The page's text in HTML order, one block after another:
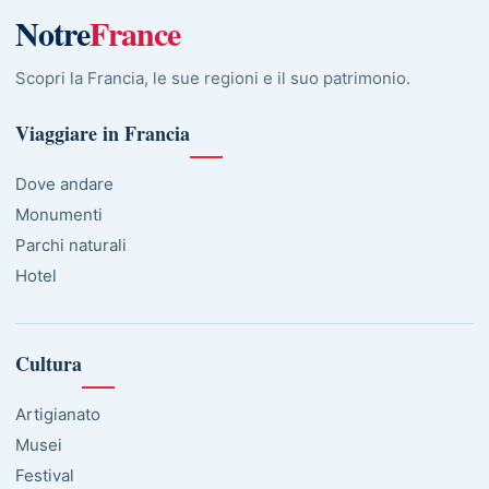
NotreFrance
Scopri la Francia, le sue regioni e il suo patrimonio.
Viaggiare in Francia
Dove andare
Monumenti
Parchi naturali
Hotel
Cultura
Artigianato
Musei
Festival